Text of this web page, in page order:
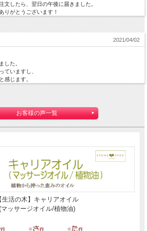
文したら、翌日の午後に届きました。
りがとうございます！
2021/04/02
した。
ていますし、
感じます。
お客様の声一覧
生活の木】キャリアオイル
マッサージオイル/植物油)